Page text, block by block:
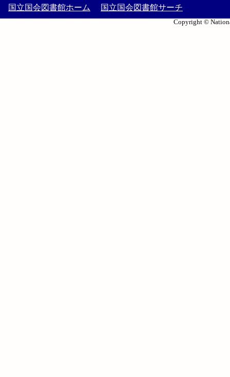
国立国会図書館ホーム 国立国会図書館サーチ
Copyright ©